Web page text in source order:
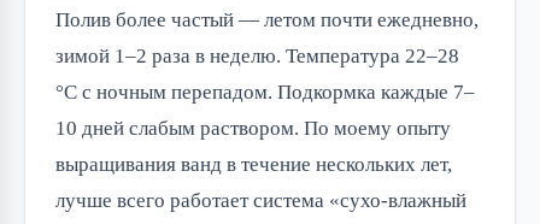
Полив более частый — летом почти ежедневно,
зимой 1–2 раза в неделю. Температура 22–28
°C с ночным перепадом. Подкормка каждые 7–
10 дней слабым раствором. По моему опыту
выращивания ванд в течение нескольких лет,
лучше всего работает система «сухо-влажный